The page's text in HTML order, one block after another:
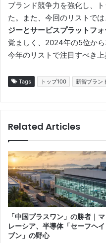
ブランド競争力を強化し、
た。また、今回のリストでは
ジーとサービスプラットフ
覚ましく、2024年の5位から
今年のリストで注目すべき上
Tags トップ100 新智ブラン
Related Articles
「中国プラスワン」の勝者｜マ
レーシア、半導体「セーフヘイ
ブン」の野心